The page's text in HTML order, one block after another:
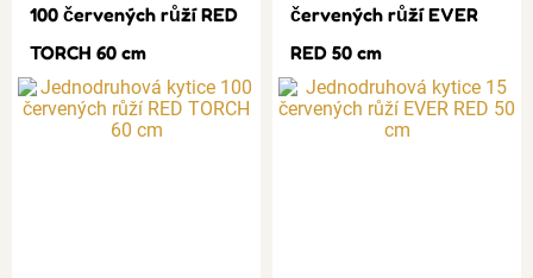
100 červených růží RED
TORCH 60 cm
červených růží EVER
RED 50 cm